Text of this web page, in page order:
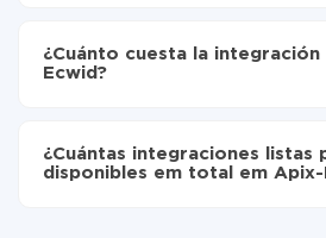
de TikTok a Ecwid
oscilar entre 5 y 30 minutos. En
configuración tarda entre 10 y 15
¿Cuánto cuesta la
Ecwid?
tarifas. Usted solo paga por la
realmente se transfieren de uno
¿Cuántas integraciones listas
disponibles em total em Apix-